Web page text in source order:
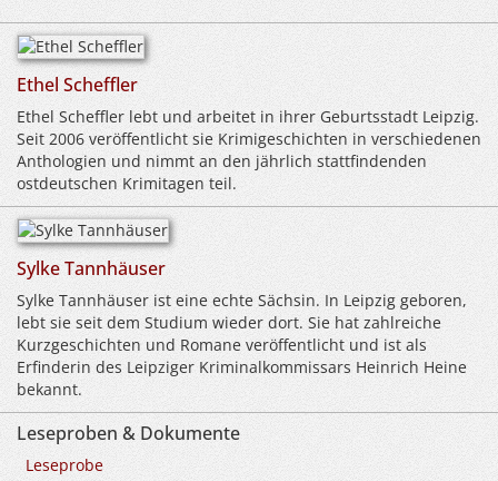
Ethel Scheffler
Ethel Scheffler lebt und arbeitet in ihrer Geburtsstadt Leipzig.
Seit 2006 veröffentlicht sie Krimigeschichten in verschiedenen
Anthologien und nimmt an den jährlich stattfindenden
ostdeutschen Krimitagen teil.
Sylke Tannhäuser
Sylke Tannhäuser ist eine echte Sächsin. In Leipzig geboren,
lebt sie seit dem Studium wieder dort. Sie hat zahlreiche
Kurzgeschichten und Romane veröffentlicht und ist als
Erfinderin des Leipziger Kriminalkommissars Heinrich Heine
bekannt.
Leseproben & Dokumente
Leseprobe